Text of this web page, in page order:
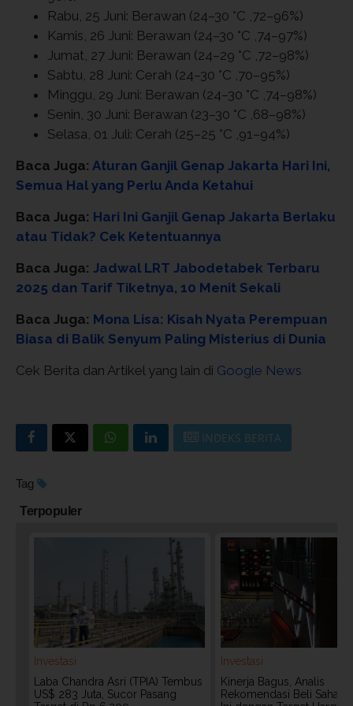
Rabu, 25 Juni: Berawan (24–30 °C ,72–96%)
Kamis, 26 Juni: Berawan (24–30 °C ,74–97%)
Jumat, 27 Juni: Berawan (24–29 °C ,72–98%)
Sabtu, 28 Juni: Cerah (24–30 °C ,70–95%)
Minggu, 29 Juni: Berawan (24–30 °C ,74–98%)
Senin, 30 Juni: Berawan (23–30 °C ,68–98%)
Selasa, 01 Juli: Cerah (25–25 °C ,91–94%)
Baca Juga: Aturan Ganjil Genap Jakarta Hari Ini,
Semua Hal yang Perlu Anda Ketahui
Baca Juga: Hari Ini Ganjil Genap Jakarta Berlaku
atau Tidak? Cek Ketentuannya
Baca Juga: Jadwal LRT Jabodetabek Terbaru
2025 dan Tarif Tiketnya, 10 Menit Sekali
Baca Juga: Mona Lisa: Kisah Nyata Perempuan
Biasa di Balik Senyum Paling Misterius di Dunia
Cek Berita dan Artikel yang lain di Google News
INDEKS BERITA
Tag
Terpopuler
Investasi
Laba Chandra Asri (TPIA) Tembus
US$ 283 Juta, Sucor Pasang
Investasi
Kinerja Bagus, Analis
Rekomendasi Beli Saham